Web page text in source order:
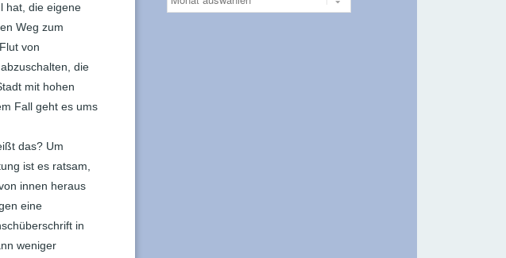
hat, die eigene
Weg zum
von
die
mit hohen
Fall geht es ums
das? Um
ist es ratsam,
innen heraus
eine
in
weniger
Archiv